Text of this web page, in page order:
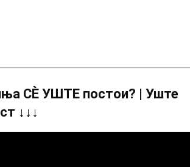
СÈ УШТЕ постои? | Уште
↓↓↓